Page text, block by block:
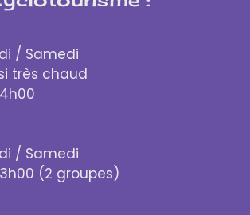
/ Samedi
très chaud
/ Samedi
(2 groupes)